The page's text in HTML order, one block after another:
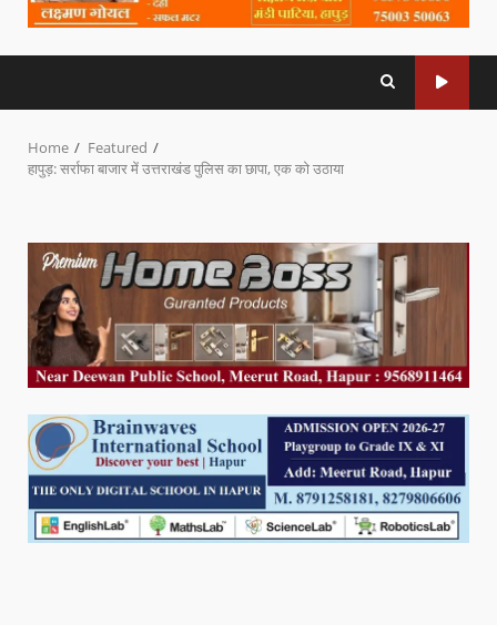
Home
Featured
हापुड़: सर्राफा बाजार में उत्तराखंड पुलिस का छापा, एक को उठाया